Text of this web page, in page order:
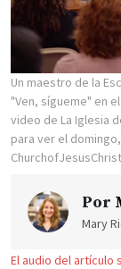
Un maestro de la
"Ven, sígueme" en
video de La Iglesia
para ver el
Por
Mary
El audio del artículo